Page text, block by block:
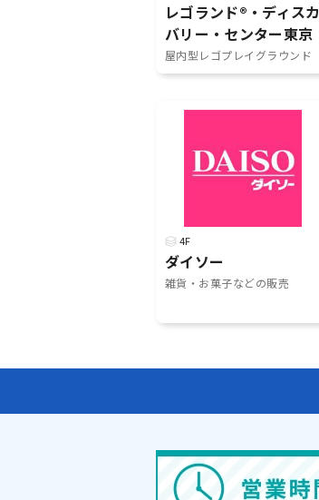
レゴランド®・ディスカ
バリー・センター東京
屋内型レゴプレイグラウンド
4F
ダイソー
雑貨・お菓子などの販売